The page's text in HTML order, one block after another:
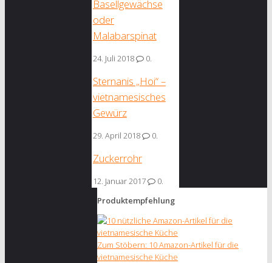
Basellgewächse
oder
Malabarspinat
24. Juli 2018 0.
Sternanis „Hoi“ –
vietnamesisches
Gewürz
29. April 2018 0.
Zuckerrohr
12. Januar 2017
0.
Produktempfehlung
Zum Stöbern: 10 Amazon-Artikel für die
vietnamesische Küche